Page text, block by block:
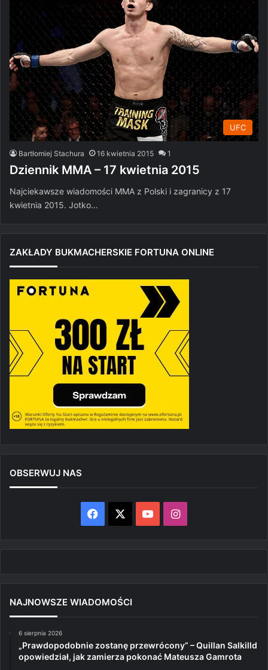
UFC
Bartłomiej Stachura 16 kwietnia 2015 1
Dziennik MMA – 17 kwietnia 2015
Najciekawsze wiadomości MMA z Polski i zagranicy z 17
kwietnia 2015. Jotko…
ZAKŁADY BUKMACHERSKIE FORTUNA ONLINE
OBSERWUJ NAS
Facebook YouTubeInstagram
NAJNOWSZE WIADOMOŚCI
6 sierpnia 2026
„Prawdopodobnie zostanę przewrócony” – Quillan Salkilld
opowiedział, jak zamierza pokonać Mateusza Gamrota